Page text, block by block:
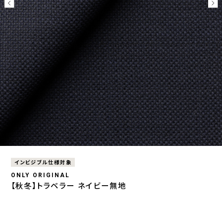
インビジブル仕様対象
ONLY ORIGINAL
【秋冬】トラベラー ネイビー無地